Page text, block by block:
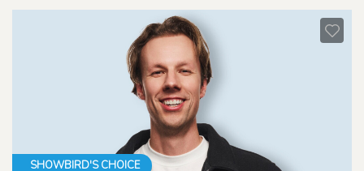
SHOWBIRD'S CHOICE